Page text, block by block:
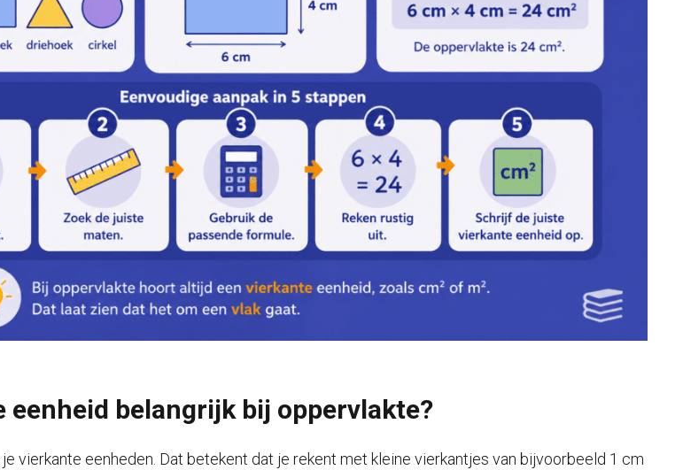
eenheid belangrijk bij oppervlakte?
vierkante eenheden. Dat betekent dat je rekent met kleine vierkantjes van bijvoorbeeld 1 cm